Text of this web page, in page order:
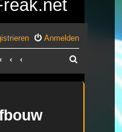
Anmelden